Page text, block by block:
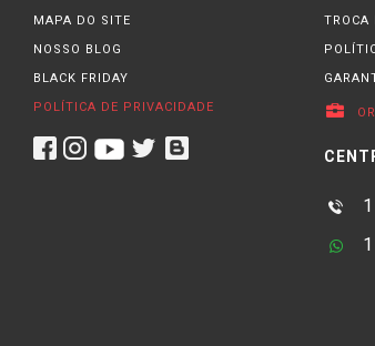
MAPA DO SITE
NOSSO BLOG
BLACK FRIDAY
POLÍTICA DE PRIVACIDADE
TROCA